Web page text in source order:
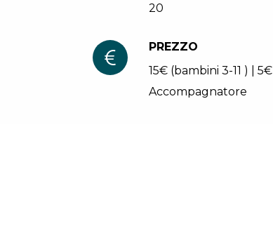
20
PREZZO
15€ (bambini 3-11 ) | 5€
Accompagnatore